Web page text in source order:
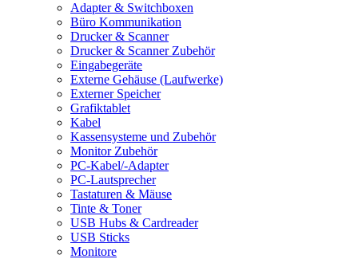
Adapter & Switchboxen
Büro Kommunikation
Drucker & Scanner
Drucker & Scanner Zubehör
Eingabegeräte
Externe Gehäuse (Laufwerke)
Externer Speicher
Grafiktablet
Kabel
Kassensysteme und Zubehör
Monitor Zubehör
PC-Kabel/-Adapter
PC-Lautsprecher
Tastaturen & Mäuse
Tinte & Toner
USB Hubs & Cardreader
USB Sticks
Monitore